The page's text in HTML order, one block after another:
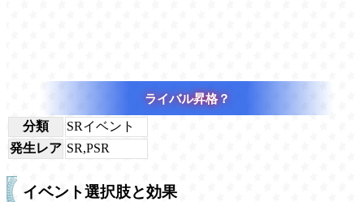
ライバル昇格？
分類
SRイベント
発生レア SR,PSR
イベント選択肢と効果